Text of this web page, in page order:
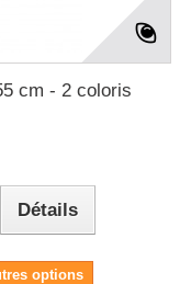
cm - 2 coloris
Détails
options